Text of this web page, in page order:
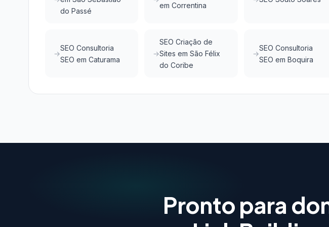
do Passé
em Correntina
SEO Consultoria
SEO em Caturama
SEO Criação de
Sites em São Félix
do Coribe
SEO Consultoria
SEO em Boquira
Pronto para